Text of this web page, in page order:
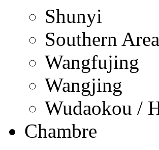
Shunyi
Southern Area
Wangfujing
Wangjing
Wudaokou /
Chambre